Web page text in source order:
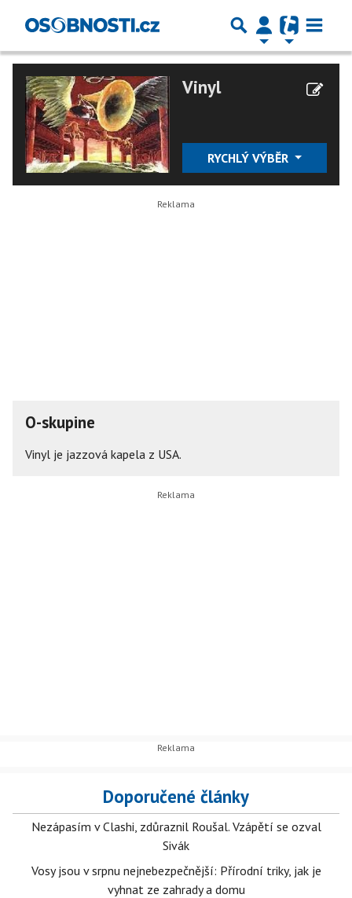
Vinyl
RYCHLÝ VÝBĚR
O-skupine
Vinyl je jazzová kapela z USA.
Doporučené články
Nezápasím v Clashi, zdůraznil Roušal. Vzápětí se ozval
Sivák
Vosy jsou v srpnu nejnebezpečnější: Přírodní triky, jak je
vyhnat ze zahrady a domu